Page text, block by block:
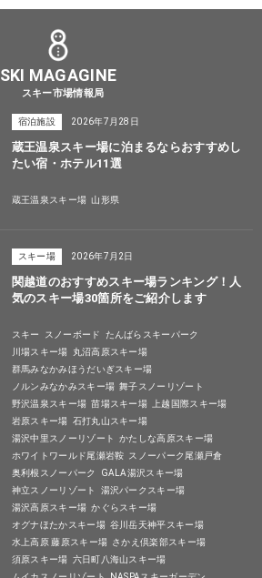
SKI MAGAGINE
スキー市場情報局
宿泊施設 2026年7月28日
蔵王温泉スキー場に泊まるならおすすめし
たい宿・ホテル11選
蔵王温泉スキー場 山形県
スキー場 2026年7月2日
関越道のおすすめスキー場ランキング！人
気のスキー場30箇所をご紹介します
スキー スノーボード
たんばらスキーパーク
川場スキー場
丸沼高原スキー場
群馬みなかみほうだいぎスキー場
ノルンみなかみスキー場 舞子スノーリゾート
野沢温泉スキー場 苗場スキー場 上越国際スキー場
岩原スキー場 石打丸山スキー場
湯沢中里スノーリゾート
かたしな高原スキー場
ホワイトワールド尾瀬岩鞍 スノーパーク尾瀬戸倉
奥利根スノーパーク
GALA湯沢スキー場
神立スノーリゾート
湯沢パークスキー場
湯沢高原スキー場 かぐらスキー場
オグナほたかスキー場 谷川岳天神平スキー場
水上高原 藤原スキー場 さかえ倶楽部スキー場
須原スキー場 六日町八海山スキー場